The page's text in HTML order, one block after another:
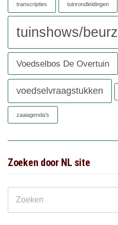
transcripties tuinrondleidingen
tuinshows/
Voedselbos De Overtuin
voedselvraagstukken
zaaiagenda's
Zoeken door NL site
for: